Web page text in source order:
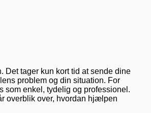
Det tager kun kort tid at sende dine
problem og din situation. For
som enkel, tydelig og professionel.
overblik over, hvordan hjælpen